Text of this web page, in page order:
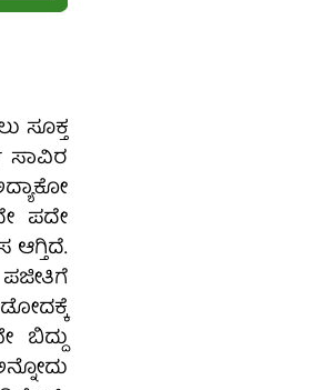
ಸೂಕ್ತ
ಸಾವಿರ
ಪದೇ
ಬಿದ್ದು